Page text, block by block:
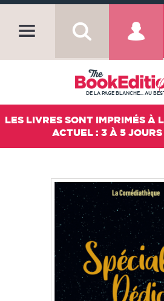
DE LA PAGE BLANCHE... AU
LES LIVRES SONT IMPRIMÉS À
ACTUEL : 3 À 5